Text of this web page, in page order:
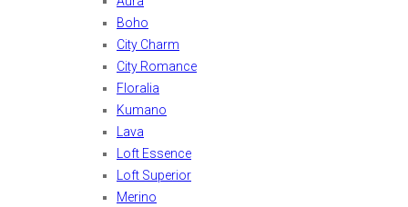
Boho
City Charm
City Romance
Floralia
Kumano
Lava
Loft Essence
Loft Superior
Merino